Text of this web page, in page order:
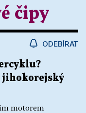
čipy
ODEBÍRAT
motorem